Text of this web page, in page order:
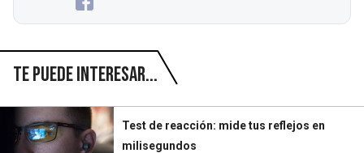
Te puede interesar...
Test de reacción: mide tus reflejos en
milisegundos